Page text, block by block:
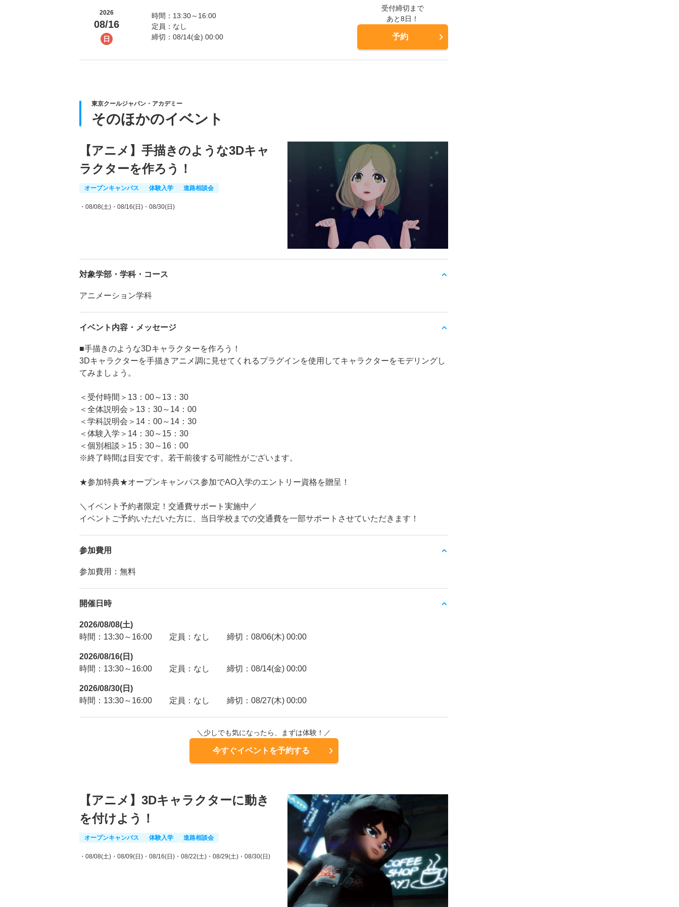
2026
08/16
日
時間：13:30～16:00
定員：なし
締切：08/14(金) 00:00
受付締切まで
あと8日！
予約
東京クールジャパン・アカデミー
そのほかのイベント
【アニメ】手描きのような3Dキャ
ラクターを作ろう！
オープンキャンパス 体験入学 進路相談会
・08/08(土) ・08/16(日) ・08/30(日)
対象学部・学科・コース
アニメーション学科
イベント内容・メッセージ
■手描きのような3Dキャラクターを作ろう！
3Dキャラクターを手描きアニメ調に見せてくれるプラグインを使用してキャラクターをモデリングし
てみましょう。
＜受付時間＞13：00～13：30
＜全体説明会＞13：30～14：00
＜学科説明会＞14：00～14：30
＜体験入学＞14：30～15：30
＜個別相談＞15：30～16：00
※終了時間は目安です。若干前後する可能性がございます。
★参加特典★オープンキャンパス参加でAO入学のエントリー資格を贈呈！
＼イベント予約者限定！交通費サポート実施中／
イベントご予約いただいた方に、当日学校までの交通費を一部サポートさせていただきます！
参加費用
参加費用：無料
開催日時
2026/08/08(土)
時間：13:30～16:00
定員：なし 締切：08/06(木) 00:00
2026/08/16(日)
時間：13:30～16:00
定員：なし 締切：08/14(金) 00:00
2026/08/30(日)
時間：13:30～16:00
定員：なし 締切：08/27(木) 00:00
＼少しでも気になったら、まずは体験！／
今すぐイベントを予約する
【アニメ】3Dキャラクターに動き
を付けよう！
オープンキャンパス 体験入学 進路相談会
・08/08(土) ・08/09(日) ・08/16(日) ・08/22(土) ・08/29(土) ・08/30(日)